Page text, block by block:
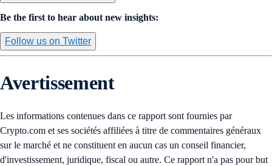
Be the first to hear about new insights:
Follow us on Twitter
Avertissement
Les informations contenues dans ce rapport sont fournies par
Crypto.com et ses sociétés affiliées à titre de commentaires généraux
sur le marché et ne constituent en aucun cas un conseil financier,
d'investissement, juridique, fiscal ou autre. Ce rapport n'a pas pour but